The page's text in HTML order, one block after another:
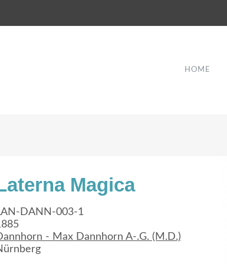
HOME
Magica
DANN-003-1
- Max Dannhorn A-.G. (M.D.)
adipiscing elit. Aenean commodo ligula eget